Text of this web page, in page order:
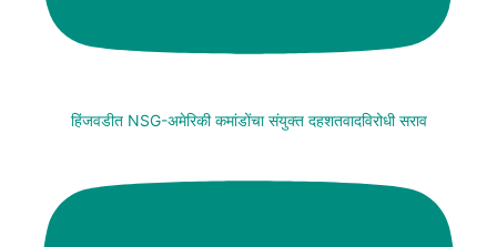
हिंजवडीत NSG-अमेरिकी कमांडोंचा संयुक्त दहशतवादविरोधी सराव